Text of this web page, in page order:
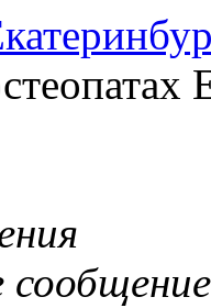
сообщение